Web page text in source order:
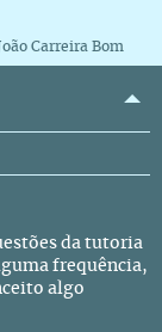
Carreira Bom
da tutoria
frequência,
algo